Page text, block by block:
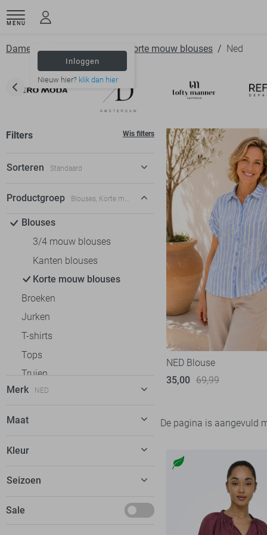
MENU
Inloggen
Nieuw hier? klik dan hier
Dameskleding Blouses Korte mouw blouses Ned
Filters Wis filters
Sorteren Standaard
Standaard
Productgroep Blouses, Korte mouw blouses
Blouses
3/4 mouw blouses
Kanten blouses
Korte mouw blouses
Broeken
Jurken
T-shirts
Tops
Truien
Vesten
Merk NED
C&S The Label 12
Fluresk
Garcia
Maat
S
L
Kleur
Blauw
Seizoen
Deals
Sale
NED Blouse
35,00 69,99
De pagina is aangevuld